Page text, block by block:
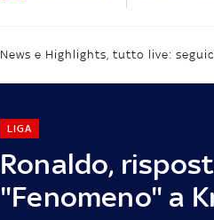
News e Highlights, tutto live:
Ronaldo,
"Fenomeno" a
LIGA